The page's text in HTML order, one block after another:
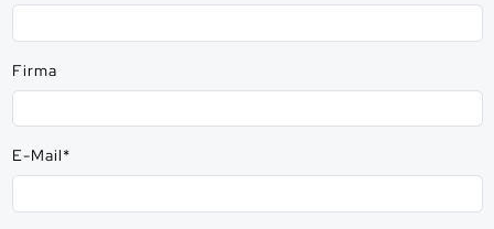
Firma
E-Mail*